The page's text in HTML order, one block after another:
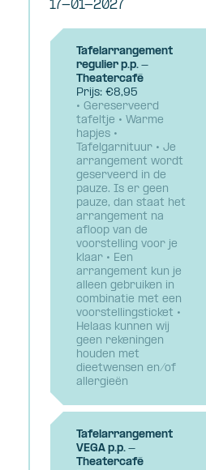
17-01-2027
Tafelarrangement
regulier p.p. -
Theatercafé
Prijs: €8,95
• Gereserveerd
tafeltje • Warme
hapjes •
Tafelgarnituur • Je
arrangement wordt
geserveerd in de
pauze. Is er geen
pauze, dan staat het
arrangement na
afloop van de
voorstelling voor je
klaar • Een
arrangement kun je
alleen gebruiken in
combinatie met een
voorstellingsticket •
Helaas kunnen wij
geen rekeningen
houden met
dieetwensen en/of
allergieën
Tafelarrangement
VEGA p.p. -
Theatercafé